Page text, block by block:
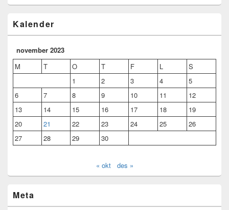
Kalender
november 2023
M
T O T F L
S
1
2 3 4
5
6
7 8 9 10 11
12
13
14 15 16 17 18
19
20
21 22 23 24 25
26
27
28 29 30
« okt des »
Meta